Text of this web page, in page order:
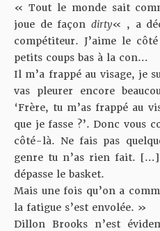
« Tout le monde sait
joue de façondirty« , a
compétiteur. J’aime le
petits coups bas à la con…
Il m’a frappé au visage, je
vas pleurer encore
‘Frère, tu m’as frappé au
que je fasse ?’. Donc vous
côté-là. Ne fais pas
genre tu n’as rien fait. […]
dépasse le basket.
Mais une fois qu’on a
la fatigue s’est envolée. »
Dillon Brooks n’est